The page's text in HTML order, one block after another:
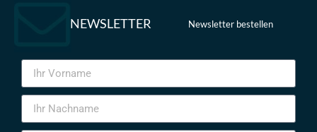
NEWSLETTER Newsletter bestellen